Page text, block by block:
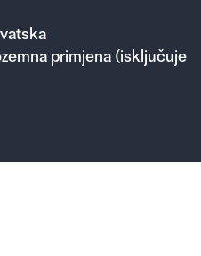
primjena (isključuje